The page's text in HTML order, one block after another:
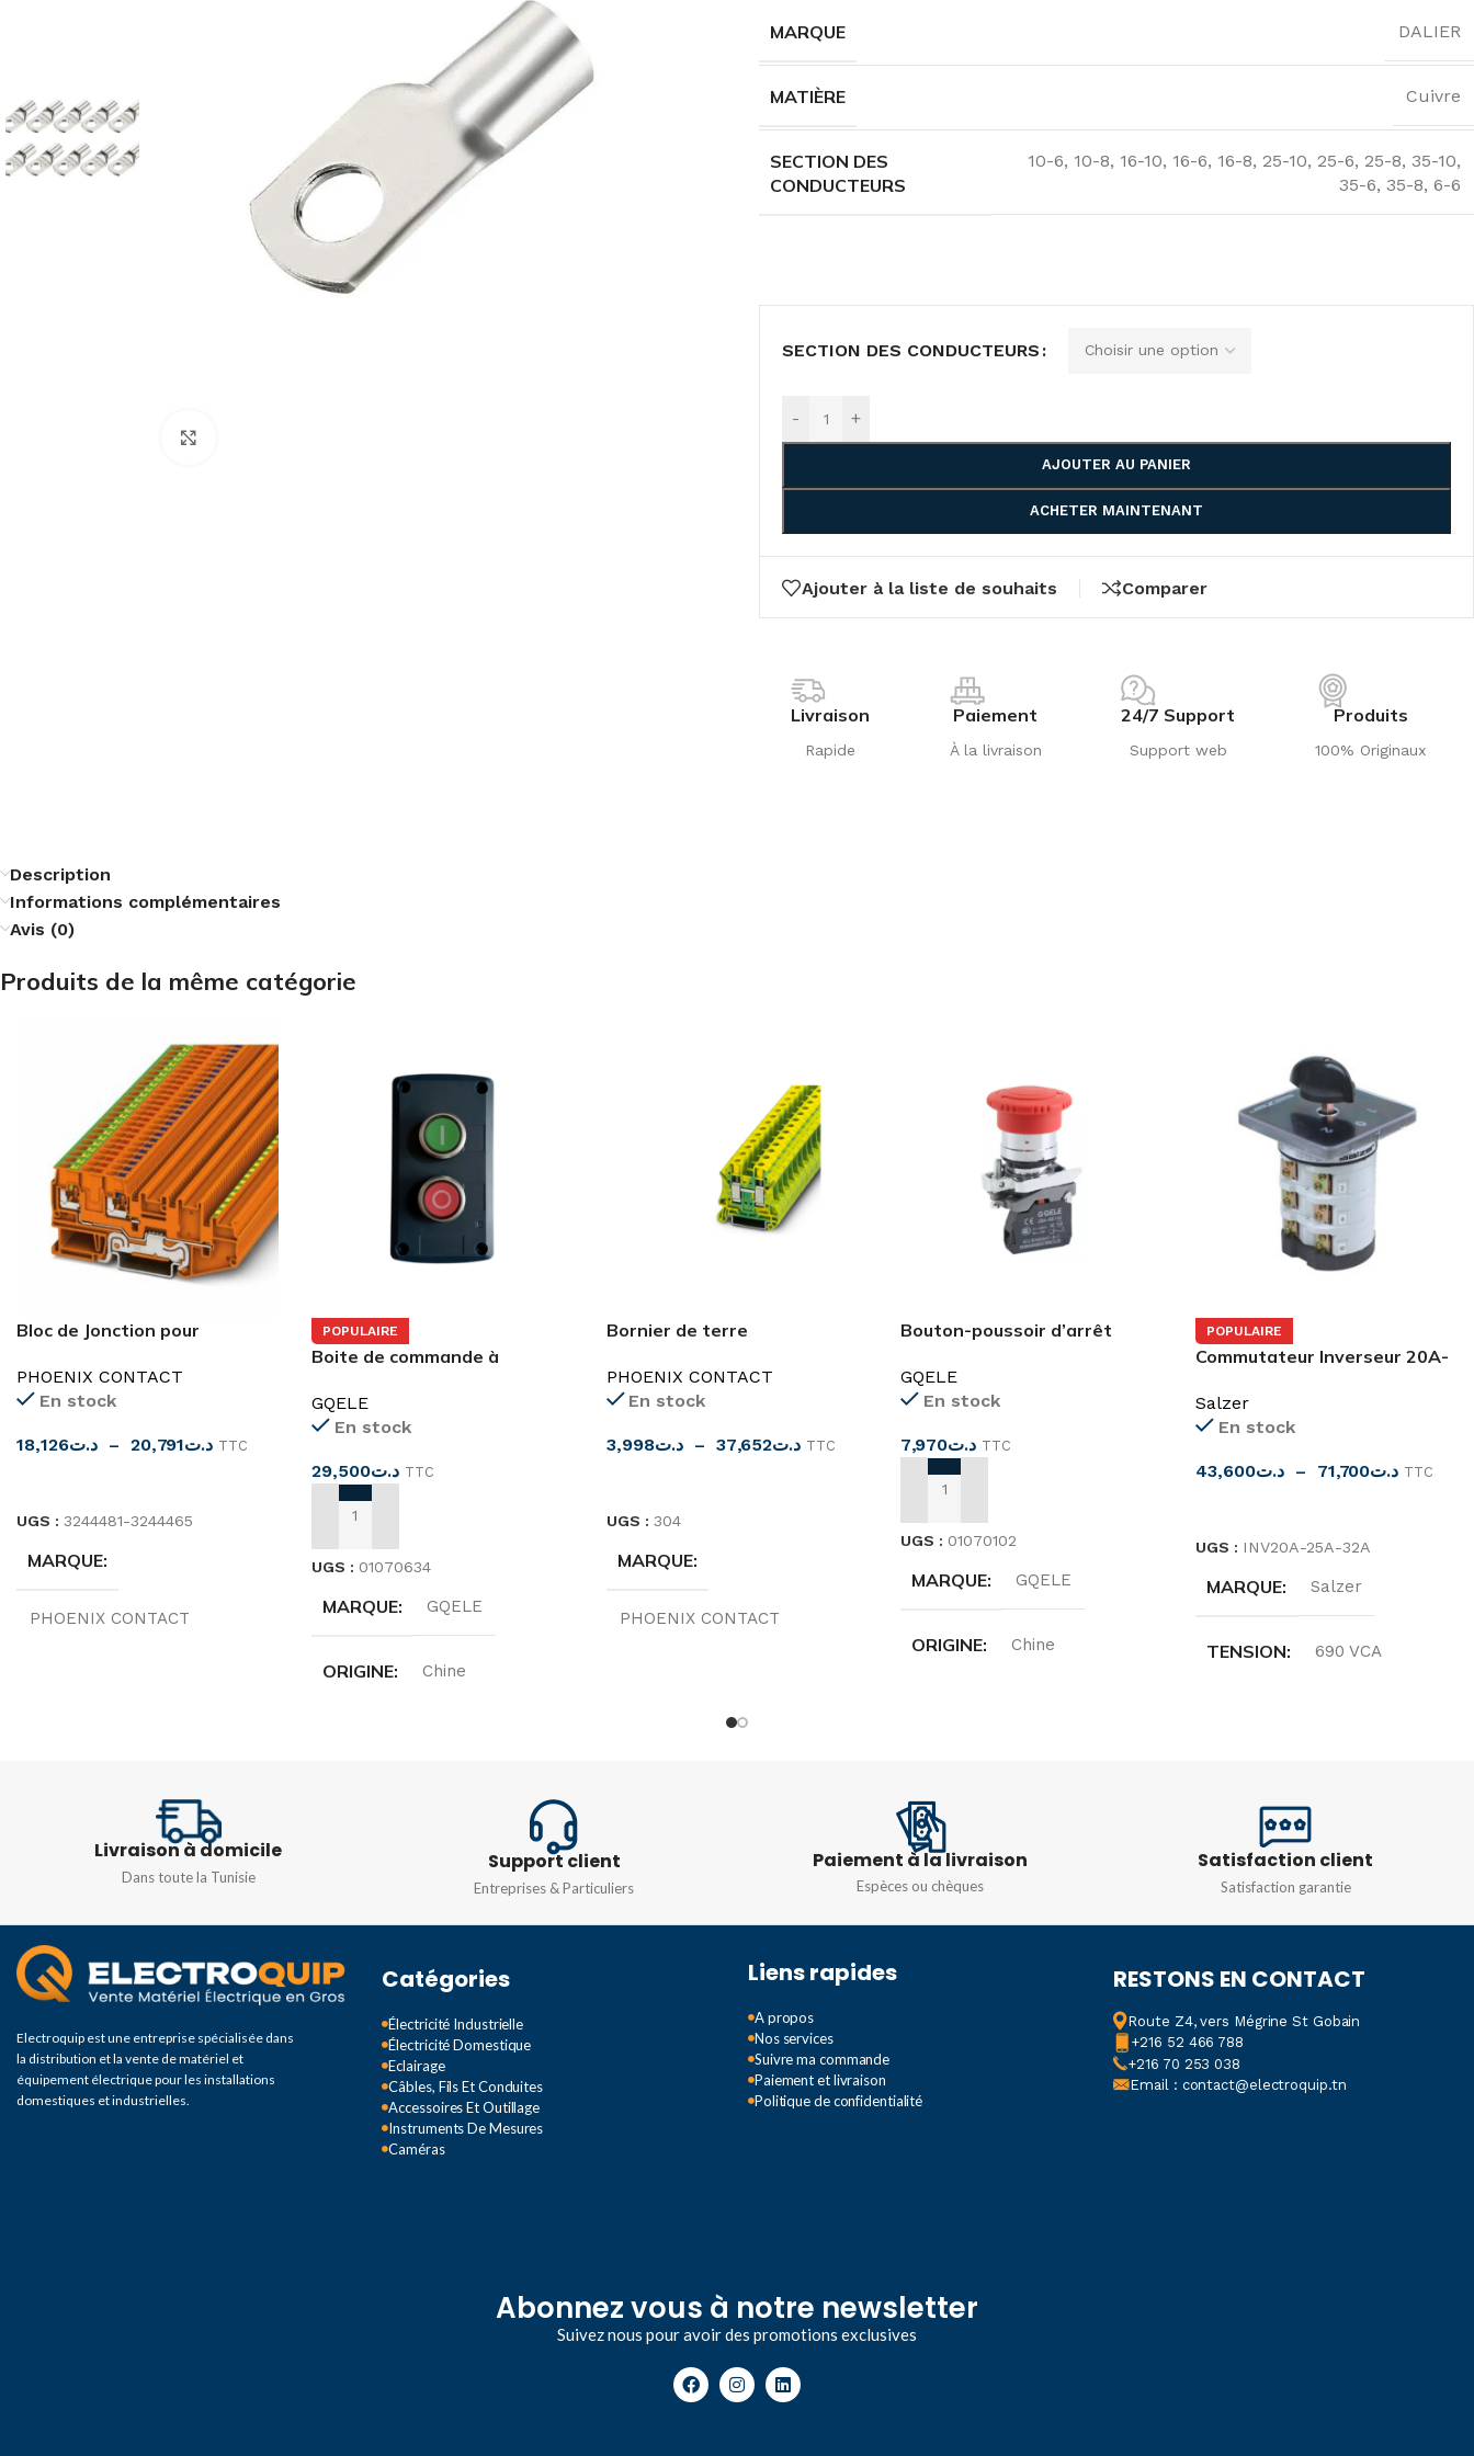
MARQUE DALIER
MATIÈRE Cuivre
SECTION DES
CONDUCTEURS
10-6, 10-8, 16-10, 16-6, 16-8, 25-10, 25-6, 25-8, 35-10,
35-6, 35-8, 6-6
SECTION DES CONDUCTEURS
- +
AJOUTER AU PANIER
ACHETER MAINTENANT
Ajouter à la liste de souhaits Comparer
Livraison
Rapide
Paiement
À la livraison
24/7 Support
Support web
Produits
100% Originaux
Description
Informations complémentaires
Avis (0)
Produits de la même catégorie
Bloc de Jonction pour
PHOENIX CONTACT
En stock
د.ت18,126 – د.ت20,791 TTC
UGS : 3244481-3244465
MARQUE
PHOENIX CONTACT
,2,5/4-PE
POPULAIRE
Boite de commande à
Marche/Arrêt
GQELE
En stock
د.ت29,500 TTC
AJOUTER AU PANIER
UGS : 01070634
MARQUE GQELE
ORIGINE Chine
50/60HZ
Bornier de terre
PHOENIX CONTACT
En stock
د.ت3,998 – د.ت37,652 TTC
UGS : 304
MARQUE
PHOENIX CONTACT
Bouton-poussoir d’arrêt
GQELE
En stock
د.ت7,970 TTC
AJOUTER AU PANIER
UGS : 01070102
MARQUE GQELE
ORIGINE Chine
COULEUR
POPULAIRE
Commutateur Inverseur 20A-
Salzer
En stock
د.ت43,600 – د.ت71,700 TTC
UGS : INV20A-25A-32A
MARQUE Salzer
TENSION 690 VCA
INVERSEUR 2POLE
Livraison à domicile
Dans toute la Tunisie
Support client
Entreprises & Particuliers
Paiement à la livraison
Espèces ou chèques
Satisfaction client
Satisfaction garantie
Electroquip est une entreprise spécialisée dans
la distribution et la vente de matériel et
équipement électrique pour les installations
domestiques et industrielles.
Catégories
Électricité Industrielle
Électricité Domestique
Eclairage
Câbles, Fils Et Conduites
Accessoires Et Outillage
Instruments De Mesures
Caméras
Liens rapides
A propos
Nos services
Suivre ma commande
Paiement et livraison
Politique de confidentialité
RESTONS EN CONTACT
Route Z4, vers Mégrine St Gobain
+216 52 466 788
+216 70 253 038
Email : contact@electroquip.tn
Abonnez vous à notre newsletter
Suivez nous pour avoir des promotions exclusives